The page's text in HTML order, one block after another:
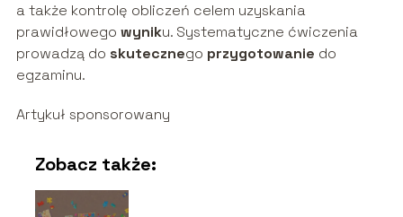
a także kontrolę obliczeń celem uzyskania
prawidłowego wyniku. Systematyczne ćwiczenia
prowadzą do skutecznego przygotowanie do
egzaminu.
Artykuł sponsorowany
Zobacz także: